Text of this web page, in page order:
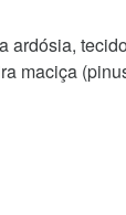
maciça